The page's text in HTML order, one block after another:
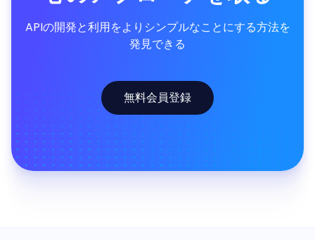
APIの開発と利用をよりシンプルなことにする方法を
発見できる
無料会員登録